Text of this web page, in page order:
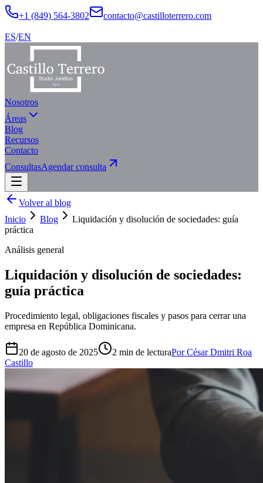
+1 (849) 564-3802 contacto@castilloterrero.com
ES/EN
Nosotros
Áreas
Blog
Recursos
Contacto
ConsultasAgendar consulta
Volver al blog
Inicio
Blog
Liquidación y disolución de sociedades: guía
práctica
Análisis general
Liquidación y disolución de sociedades:
guía práctica
Procedimiento legal, obligaciones fiscales y pasos para cerrar una
empresa en República Dominicana.
20 de agosto de 2025 2 min de lecturaPor César Dmitri Roa
Castillo